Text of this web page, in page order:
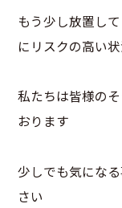
もう少し放置し
にリスクの高い
私たちは皆様の
おります
少しでも気にな
さい